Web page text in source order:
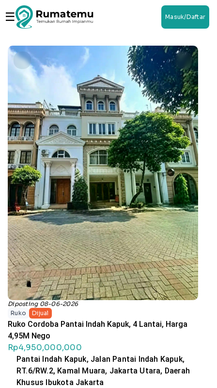
☰ Masuk/Daftar
Diposting 08-06-2026
Ruko
Dijual
Ruko Cordoba Pantai Indah Kapuk, 4 Lantai, Harga
4,95M Nego
Rp4,950,000,000
Pantai Indah Kapuk, Jalan Pantai Indah Kapuk,
RT.6/RW.2, Kamal Muara, Jakarta Utara, Daerah
Khusus Ibukota Jakarta